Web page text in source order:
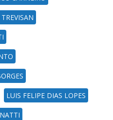
LUIS FELIPE DIAS LOPES